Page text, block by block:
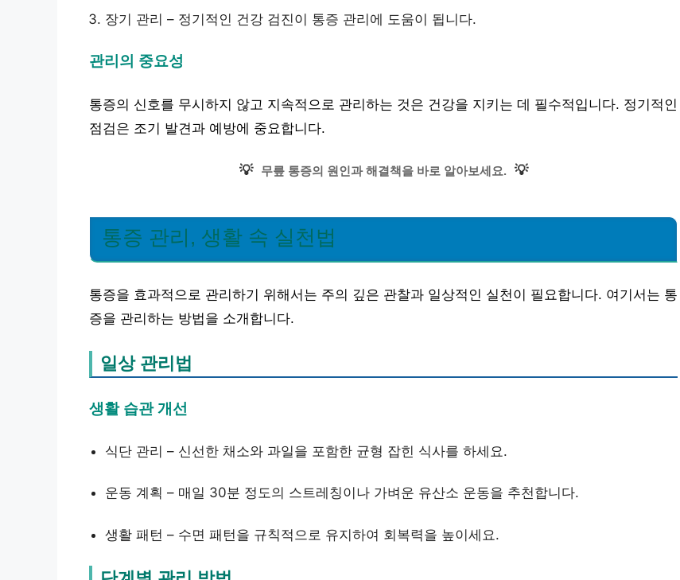
장기 관리 – 정기적인 건강 검진이 통증 관리에 도움이 됩니다.
관리의 중요성
통증의 신호를 무시하지 않고 지속적으로 관리하는 것은 건강을 지키는 데 필수적입니다. 정기적인
점검은 조기 발견과 예방에 중요합니다.
💡 무릎 통증의 원인과 해결책을 바로 알아보세요. 💡
통증 관리, 생활 속 실천법
통증을 효과적으로 관리하기 위해서는 주의 깊은 관찰과 일상적인 실천이 필요합니다. 여기서는 통
증을 관리하는 방법을 소개합니다.
일상 관리법
생활 습관 개선
식단 관리 – 신선한 채소와 과일을 포함한 균형 잡힌 식사를 하세요.
운동 계획 – 매일 30분 정도의 스트레칭이나 가벼운 유산소 운동을 추천합니다.
생활 패턴 – 수면 패턴을 규칙적으로 유지하여 회복력을 높이세요.